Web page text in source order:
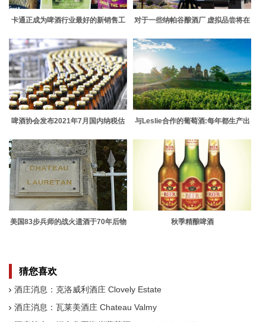
卡通正成为啤酒行业最好的新销售工
对于一些纳帕谷酿酒厂 虚拟品尝将在
啤酒协会发布2021年7月国内纳税估
与Leslie合作的葡萄酒:每年都生产出
美国83步兵师的战火遗酒于70年后物
秋季精酿啤酒
猜您喜欢
酒庄消息：克洛威利酒庄 Clovely Estate
酒庄消息：瓦莱美酒庄 Chateau Valmy